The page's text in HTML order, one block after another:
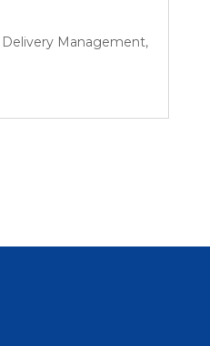
Delivery Management,